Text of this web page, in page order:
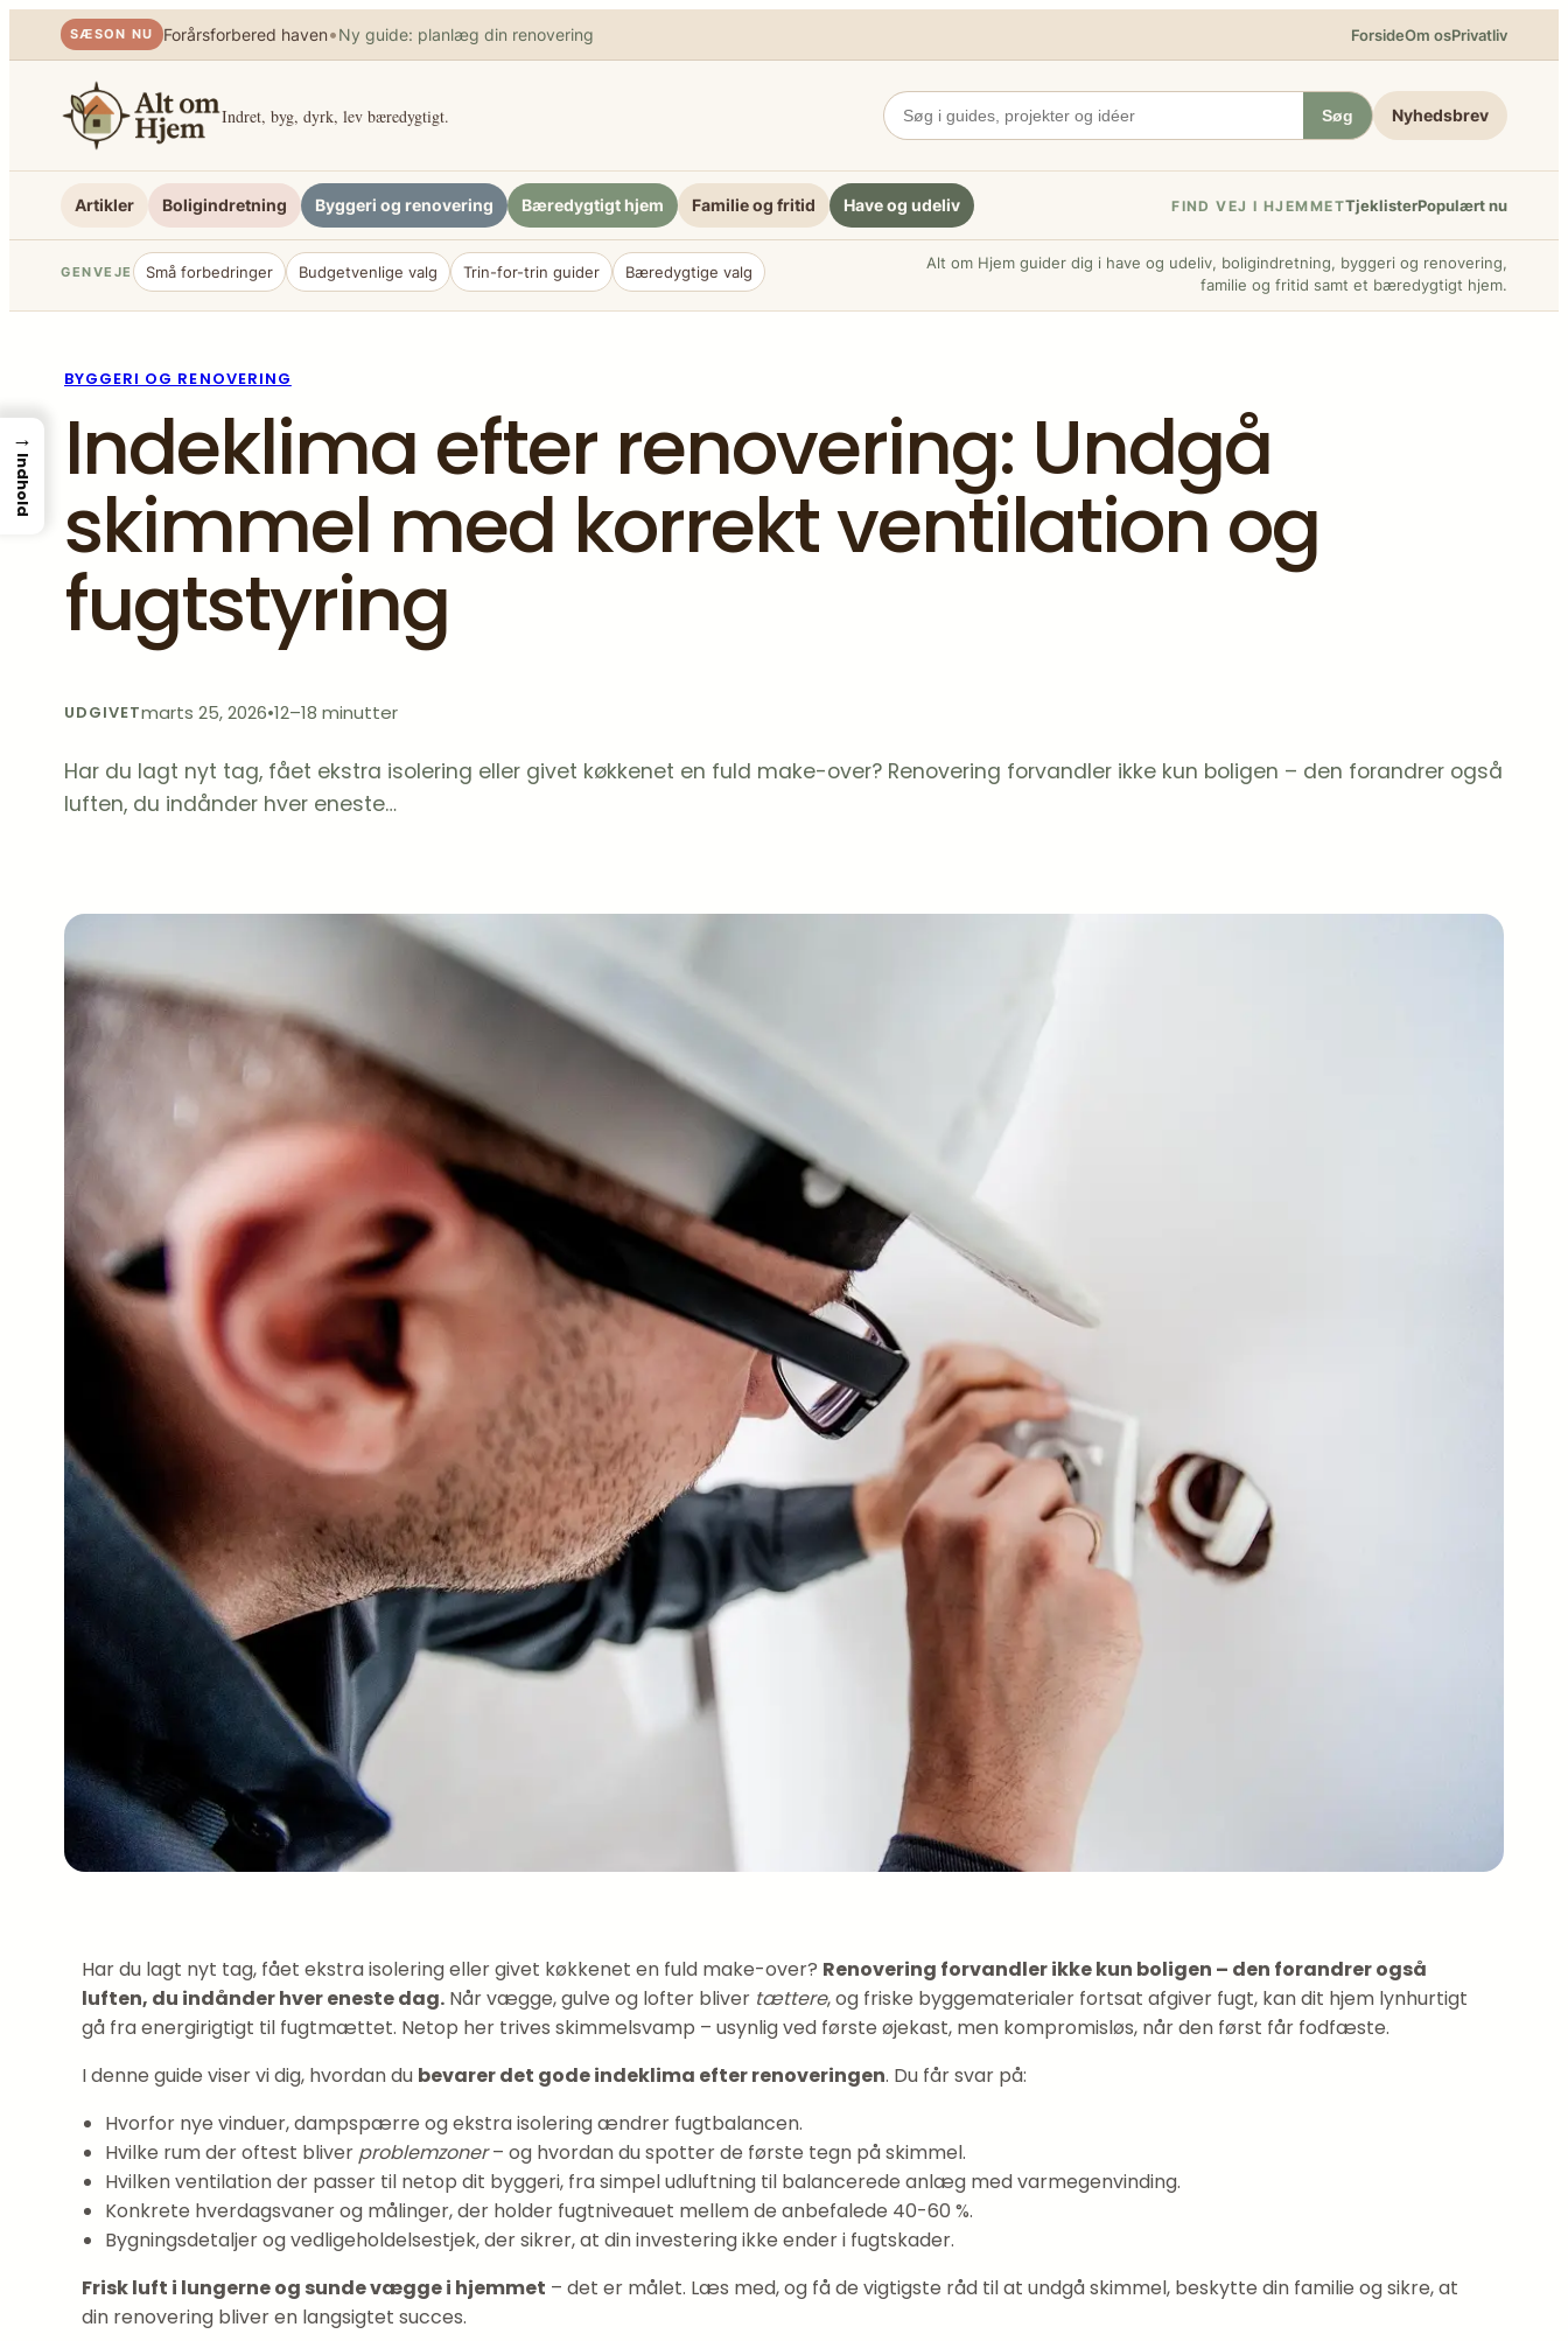
Spring SÆSON NU Forårsforbered haven•Ny guide: planlæg din renovering ForsideOm osPrivatliv
Indret, byg, dyrk, lev bæredygtigt. Søg Nyhedsbrev
Artikler Boligindretning Byggeri og renovering Bæredygtigt hjem Familie og fritid Have og udeliv FIND VEJ I HJEMMETTjeklisterPopulært nu
GENVEJE Små forbedringer Budgetvenlige valg Trin-for-trin guider Bæredygtige valg
Alt om Hjem guider dig i have og udeliv, boligindretning, byggeri og renovering,
familie og fritid samt et bæredygtigt hjem.
BYGGERI OG RENOVERING
Indeklima efter renovering: Undgå
skimmel med korrekt ventilation og
fugtstyring
UDGIVETmarts 25, 2026•12–18 minutter
Har du lagt nyt tag, fået ekstra isolering eller givet køkkenet en fuld make-over? Renovering forvandler ikke kun boligen – den forandrer også
luften, du indånder hver eneste…
Har du lagt nyt tag, fået ekstra isolering eller givet køkkenet en fuld make-over? Renovering forvandler ikke kun boligen – den forandrer også
luften, du indånder hver eneste dag. Når vægge, gulve og lofter bliver tættere, og friske byggematerialer fortsat afgiver fugt, kan dit hjem lynhurtigt
gå fra energirigtigt til fugtmættet. Netop her trives skimmelsvamp – usynlig ved første øjekast, men kompromisløs, når den først får fodfæste.
I denne guide viser vi dig, hvordan du bevarer det gode indeklima efter renoveringen. Du får svar på:
Hvorfor nye vinduer, dampspærre og ekstra isolering ændrer fugtbalancen.
Hvilke rum der oftest bliver problemzoner– og hvordan du spotter de første tegn på skimmel.
Hvilken ventilation der passer til netop dit byggeri, fra simpel udluftning til balancerede anlæg med varmegenvinding.
Konkrete hverdagsvaner og målinger, der holder fugtniveauet mellem de anbefalede 40-60 %.
Bygningsdetaljer og vedligeholdelsestjek, der sikrer, at din investering ikke ender i fugtskader.
Frisk luft i lungerne og sunde vægge i hjemmet – det er målet. Læs med, og få de vigtigste råd til at undgå skimmel, beskytte din familie og sikre, at
din renovering bliver en langsigtet succes.
→
Indhold